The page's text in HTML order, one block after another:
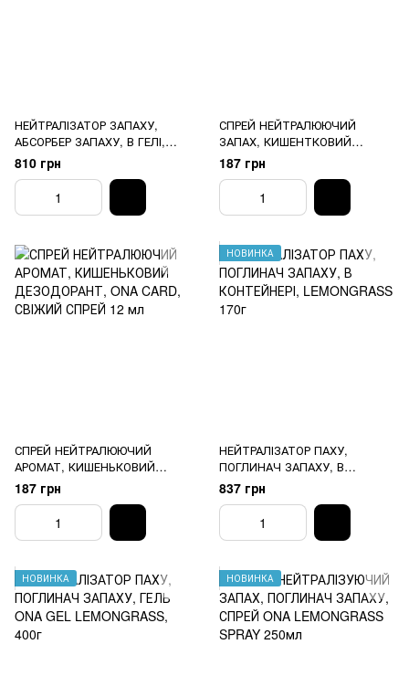
НЕЙТРАЛІЗАТОР ЗАПАХУ,
АБСОРБЕР ЗАПАХУ, В ГЕЛІ,
ONA GEL FRUIT FUSION, 0.5L
810 грн
СПРЕЙ НЕЙТРАЛЮЮЧИЙ
ЗАПАХ, КИШЕНТКОВИЙ
ДЕЗОДОРАНТ, ONA CARD,
ЯБЛУЧНИЙ СПРЕЙ 12 мл
187 грн
СПРЕЙ НЕЙТРАЛЮЮЧИЙ
АРОМАТ, КИШЕНЬКОВИЙ
ДЕЗОДОРАНТ, ONA CARD,
СВІЖИЙ СПРЕЙ 12 мл
187 грн
НОВИНКА
НЕЙТРАЛІЗАТОР ПАХУ,
ПОГЛИНАЧ ЗАПАХУ, В
КОНТЕЙНЕРІ, LEMONGRASS
837 грн
НОВИНКА НОВИНКА